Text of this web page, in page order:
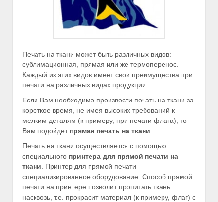
Печать на ткани может быть различных видов:
сублимационная, прямая или же термоперенос.
Каждый из этих видов имеет свои преимущества при
печати на различных видах продукции.
Если Вам необходимо произвести печать на ткани за
короткое время, не имея высоких требований к
мелким деталям (к примеру, при печати флага), то
Вам подойдет прямая печать на ткани.
Печать на ткани осуществляется с помощью
специального принтера для прямой печати на
ткани. Принтер для прямой печати —
специализированное оборудование. Способ прямой
печати на принтере позволит пропитать ткань
насквозь, т.е. прокрасит материал (к примеру, флаг) с